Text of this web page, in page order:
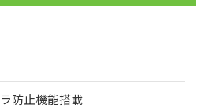
検索
防止機能搭載